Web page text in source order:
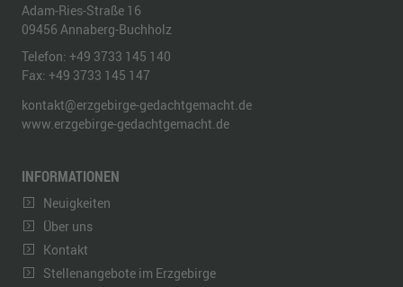
Adam-Ries-Straße 16
09456 Annaberg-Buchholz
Telefon: +49 3733 145 140
Fax: +49 3733 145 147
kontakt@erzgebirge-gedachtgemacht.de
www.erzgebirge-gedachtgemacht.de
INFORMATIONEN
Neuigkeiten
Über uns
Kontakt
Stellenangebote im Erzgebirge